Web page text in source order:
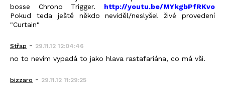
bosse Chrono Trigger. http://youtu.be/MYkgbPfRKvo
Pokud teda ještě někdo neviděl/neslyšel živé provedení
"Curtain"
Střap - 29.11.12 12:04:46
no to nevím vypadá to jako hlava rastafariána, co má vši.
bizzaro - 29.11.12 11:29:25